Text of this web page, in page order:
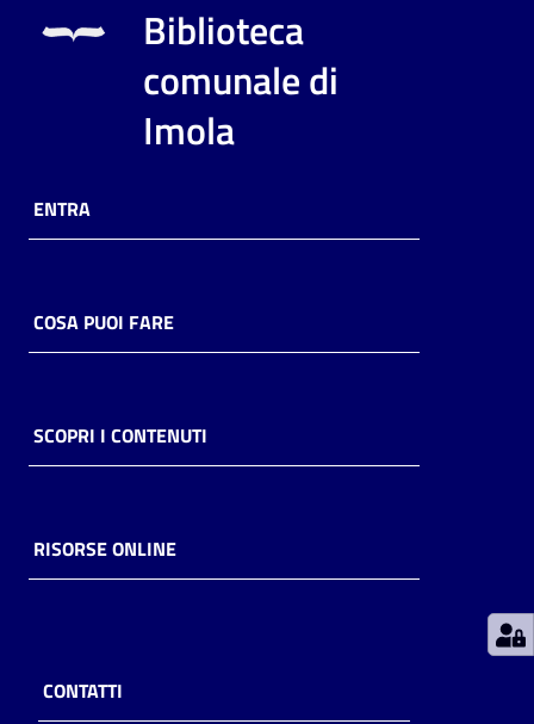
Scopri
online
Piani
Decentrate
Biblioteca
comunale di
Imola
ENTRA
COSA PUOI FARE
SCOPRI I CONTENUTI
RISORSE ONLINE
CONTATTI